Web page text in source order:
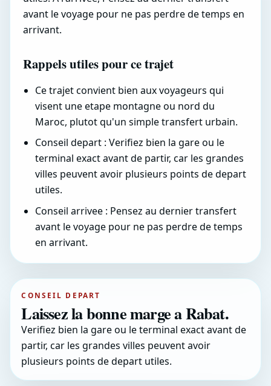
avant le voyage pour ne pas perdre de temps en
arrivant.
Rappels utiles pour ce trajet
Ce trajet convient bien aux voyageurs qui
visent une etape montagne ou nord du
Maroc, plutot qu'un simple transfert urbain.
Conseil depart : Verifiez bien la gare ou le
terminal exact avant de partir, car les grandes
villes peuvent avoir plusieurs points de depart
utiles.
Conseil arrivee : Pensez au dernier transfert
avant le voyage pour ne pas perdre de temps
en arrivant.
CONSEIL DEPART
Laissez la bonne marge a Rabat.
Verifiez bien la gare ou le terminal exact avant de
partir, car les grandes villes peuvent avoir
plusieurs points de depart utiles.